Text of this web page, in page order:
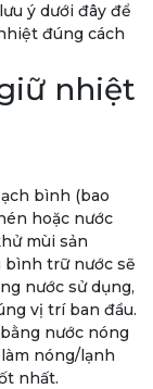
ý dưới đây để
đúng cách
nhiệt
bình (bao
hoặc nước
mùi sản
trữ nước sẽ
nước sử dụng,
vị trí ban đầu.
nước nóng
nóng/lạnh
nhất.